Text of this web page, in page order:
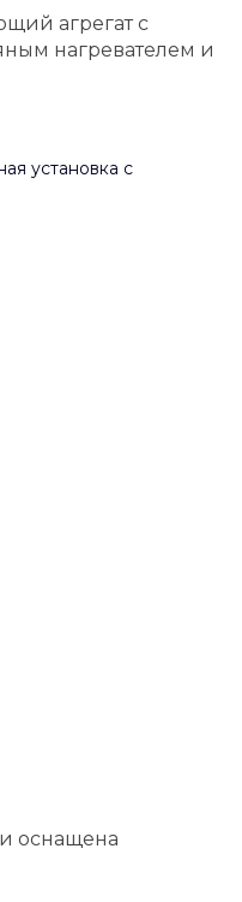
агрегат с
нагревателем и
установка с
оснащена